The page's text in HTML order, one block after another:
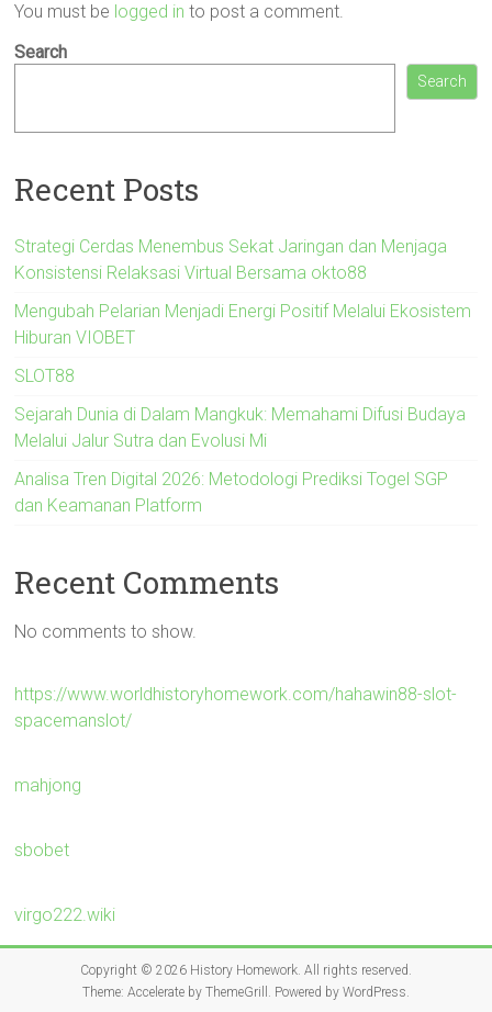
You must be logged in to post a comment.
Search
Search
Recent Posts
Strategi Cerdas Menembus Sekat Jaringan dan Menjaga
Konsistensi Relaksasi Virtual Bersama okto88
Mengubah Pelarian Menjadi Energi Positif Melalui Ekosistem
Hiburan VIOBET
SLOT88
Sejarah Dunia di Dalam Mangkuk: Memahami Difusi Budaya
Melalui Jalur Sutra dan Evolusi Mi
Analisa Tren Digital 2026: Metodologi Prediksi Togel SGP
dan Keamanan Platform
Recent Comments
No comments to show.
https://www.worldhistoryhomework.com/hahawin88-slot-
spacemanslot/
mahjong
sbobet
virgo222.wiki
Copyright © 2026 History Homework. All rights reserved.
Theme: Accelerateby ThemeGrill. Powered by WordPress